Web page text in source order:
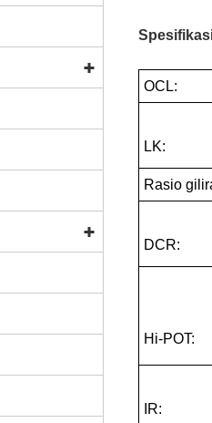
OCL:
LK:
Rasio
DCR:
Hi-POT:
IR: